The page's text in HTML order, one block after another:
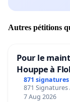
Autres pétitions
Pour le
Houppe à
871 signatures
871
7 Aug 2026